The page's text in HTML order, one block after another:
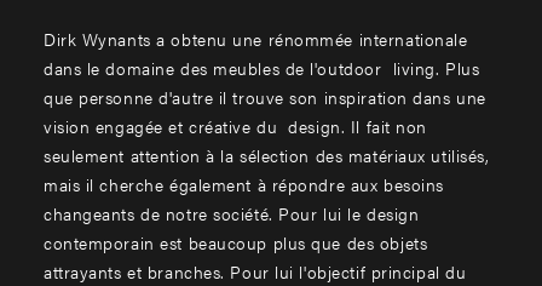
Dirk Wynants a obtenu une rénommée internationale
dans le domaine des meubles de l'outdoor living. Plus
que personne d'autre il trouve son inspiration dans une
vision engagée et créative du design. Il fait non
seulement attention à la sélection des matériaux utilisés,
mais il cherche également à répondre aux besoins
changeants de notre société. Pour lui le design
contemporain est beaucoup plus que des objets
attrayants et branches. Pour lui l'objectif principal du